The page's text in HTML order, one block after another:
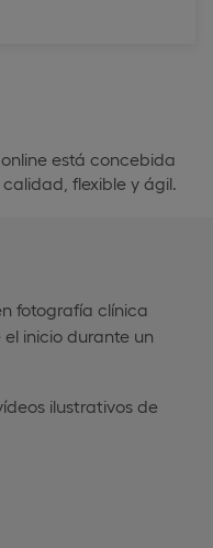
está concebida
flexible y ágil.
fotografía clínica
inicio durante un
ilustrativos de